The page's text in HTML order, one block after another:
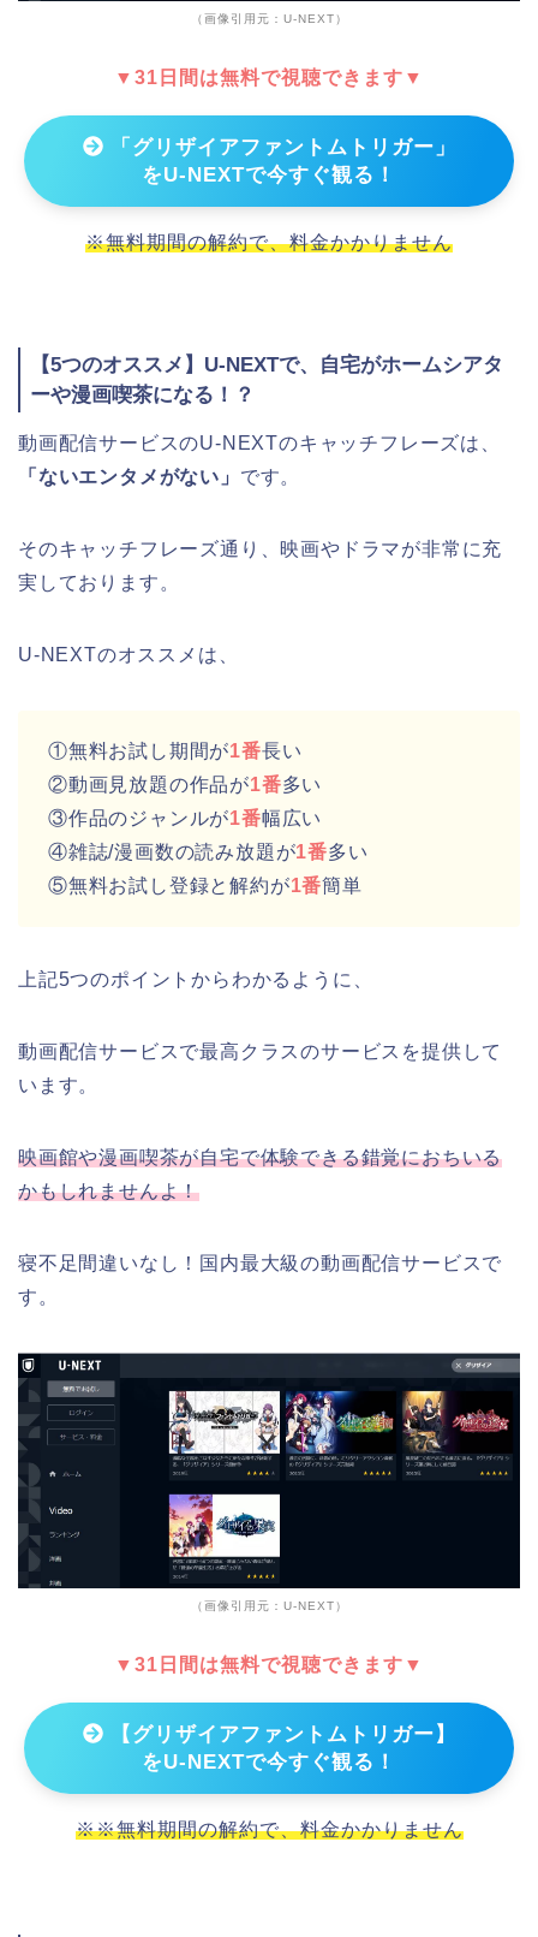
（画像引用元：U-NEXT）
▼31日間は無料で視聴できます▼
「グリザイアファントムトリガー」
をU-NEXTで今すぐ観る！
※無料期間の解約で、料金かかりません
【5つのオススメ】U-NEXTで、自宅がホームシアタ
ーや漫画喫茶になる！？
動画配信サービスのU-NEXTのキャッチフレーズは、
「ないエンタメがない」 です。
そのキャッチフレーズ通り、映画やドラマが非常に充
実しております。
U-NEXTのオススメは、
①無料お試し期間が1番長い
②動画見放題の作品が1番多い
③作品のジャンルが1番幅広い
④雑誌/漫画数の読み放題が1番多い
⑤無料お試し登録と解約が1番簡単
上記5つのポイントからわかるように、
動画配信サービスで最高クラスのサービスを提供して
います。
映画館や漫画喫茶が自宅で体験できる錯覚におちいる
かもしれませんよ！
寝不足間違いなし！国内最大級の動画配信サービスで
す。
（画像引用元：U-NEXT）
▼31日間は無料で視聴できます▼
【グリザイアファントムトリガー】
をU-NEXTで今すぐ観る！
※※無料期間の解約で、料金かかりません